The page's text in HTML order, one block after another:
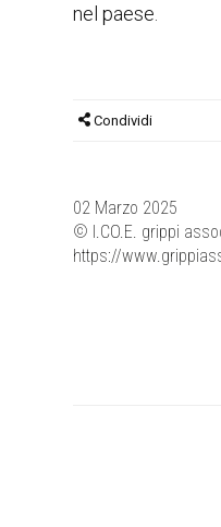
nel paese.
Condividi
02 Marzo 2025
© I.CO.E. grippi
https://